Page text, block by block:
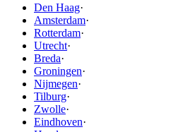
Den Haag·
Amsterdam·
Rotterdam·
Utrecht·
Breda·
Groningen·
Nijmegen·
Tilburg·
Zwolle·
Eindhoven·